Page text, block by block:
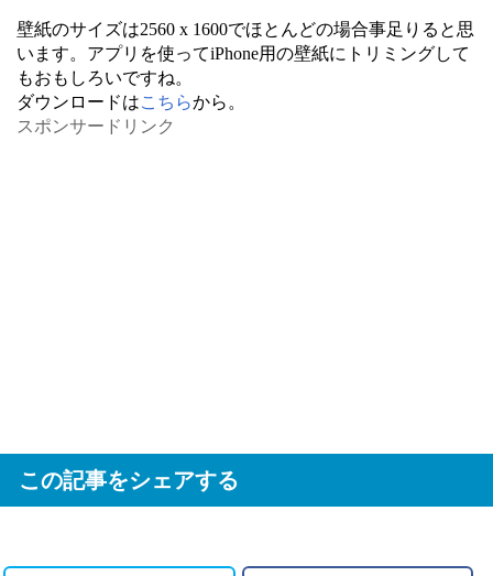
壁紙のサイズは2560 x 1600でほとんどの場合事足りると思
います。アプリを使ってiPhone用の壁紙にトリミングして
もおもしろいですね。
ダウンロードはこちらから。
スポンサードリンク
この記事をシェアする